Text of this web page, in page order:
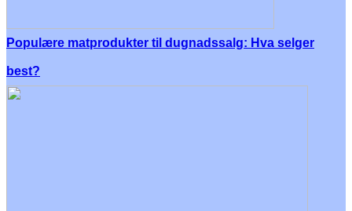
Populære matprodukter til dugnadssalg: Hva selger
best?